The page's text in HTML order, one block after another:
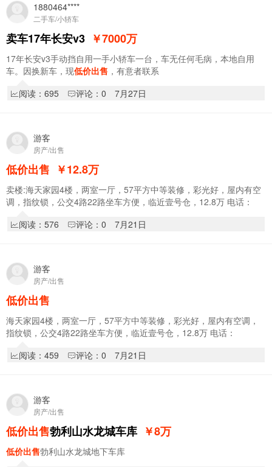
1880464****
二手车/小轿车
卖车17年长安v3 ￥7000万
17年长安v3手动挡自用一手小轿车一台，车无任何毛病，本地自用
车。因换新车，现低价出售 ，有意者联系
阅读：695
评论：0 7月27日
游客
房产/出售
低价出售 ￥12.8万
卖楼:海天家园4楼，两室一厅，57平方中等装修，彩光好，屋内有空
调，指纹锁，公交4路22路坐车方便，临近壹号仓，12.8万 电话：
阅读：576
评论：0 7月21日
游客
房产/出售
低价出售
海天家园4楼，两室一厅，57平方中等装修，彩光好，屋内有空调，
指纹锁，公交4路22路坐车方便，临近壹号仓，12.8万 电话：
阅读：459
评论：0 7月21日
游客
房产/出售
低价出售勃利山水龙城车库 ￥8万
低价出售勃利山水龙城地下车库